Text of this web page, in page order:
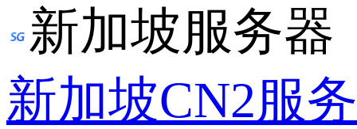
新加坡服务器
新加坡CN2服